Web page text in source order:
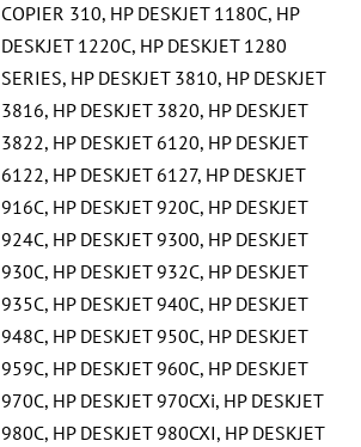
COPIER 310, HP DESKJET 1180C, HP
DESKJET 1220C, HP DESKJET 1280
SERIES, HP DESKJET 3810, HP DESKJET
3816, HP DESKJET 3820, HP DESKJET
3822, HP DESKJET 6120, HP DESKJET
6122, HP DESKJET 6127, HP DESKJET
916C, HP DESKJET 920C, HP DESKJET
924C, HP DESKJET 9300, HP DESKJET
930C, HP DESKJET 932C, HP DESKJET
935C, HP DESKJET 940C, HP DESKJET
948C, HP DESKJET 950C, HP DESKJET
959C, HP DESKJET 960C, HP DESKJET
970C, HP DESKJET 970CXi, HP DESKJET
980C, HP DESKJET 980CXI, HP DESKJET